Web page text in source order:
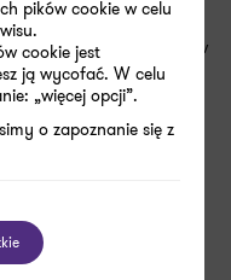
swojej kadry
biorących udział w
gospodarczych z
do
albo finansowej
i Białoruś świadczy o
w życie polskiej
państwowe
pików cookie w celu
cookie jest
ją wycofać. W celu
„więcej opcji”.
o zapoznanie się z